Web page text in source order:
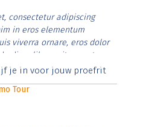
consectetur adipiscing
in eros elementum
viverra ornare, eros dolor
diam libero vitae erat.
cursus id rutrum lorem
je in voor jouw proefrit
Tour